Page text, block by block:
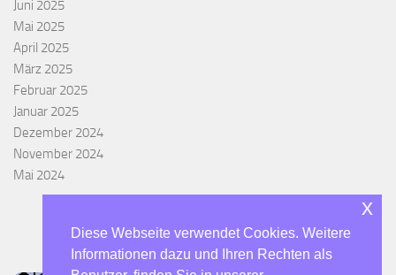
Juni 2025
Mai 2025
April 2025
März 2025
Februar 2025
Januar 2025
Dezember 2024
November 2024
Mai 2024
Diese Webseite verwendet Cookies. Weitere
Informationen dazu und Ihren Rechten als
x